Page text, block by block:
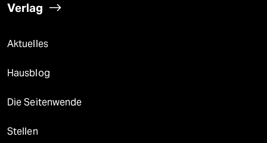
Verlag
Aktuelles
Hausblog
Die Seitenwende
Stellen